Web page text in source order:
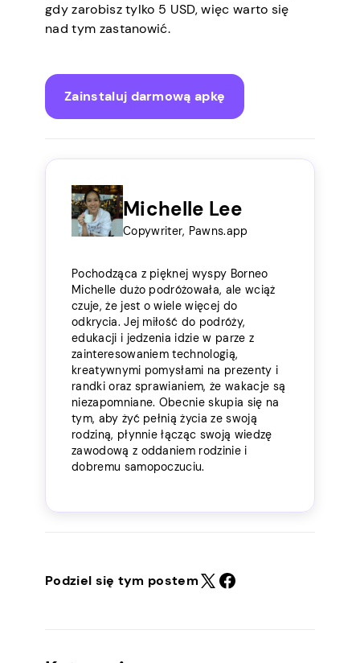
gdy zarobisz tylko 5 USD, więc warto się
nad tym zastanowić.
Zainstaluj darmową apkę
Michelle Lee
Copywriter, Pawns.app
Pochodząca z pięknej wyspy Borneo
Michelle dużo podróżowała, ale wciąż
czuje, że jest o wiele więcej do
odkrycia. Jej miłość do podróży,
edukacji i jedzenia idzie w parze z
zainteresowaniem technologią,
kreatywnymi pomysłami na prezenty i
randki oraz sprawianiem, że wakacje są
niezapomniane. Obecnie skupia się na
tym, aby żyć pełnią życia ze swoją
rodziną, płynnie łącząc swoją wiedzę
zawodową z oddaniem rodzinie i
dobremu samopoczuciu.
Podziel się tym postem